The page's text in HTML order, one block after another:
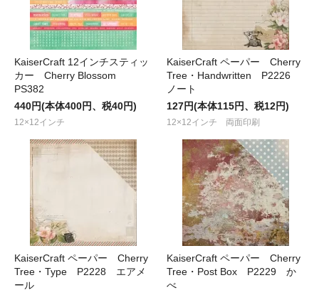
KaiserCraft 12インチスティッ
カー Cherry Blossom
PS382
440円(本体400円、税40円)
12×12インチ
KaiserCraft ペーパー Cherry
Tree・Handwritten P2226
ノート
127円(本体115円、税12円)
12×12インチ 両面印刷
KaiserCraft ペーパー Cherry
Tree・Type P2228 エアメ
ール
KaiserCraft ペーパー Cherry
Tree・Post Box P2229 か
べ